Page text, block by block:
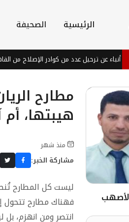
الرئيسية الصحيفة
عدد من كوادر الإصلاح من القاهرة بسبب
مطارح
هيبتها،
منذ شهر
مشاركة الخبر:
ليست كل المطارح
فهناك مطارح تتحول
انتصر ومن انهزم،